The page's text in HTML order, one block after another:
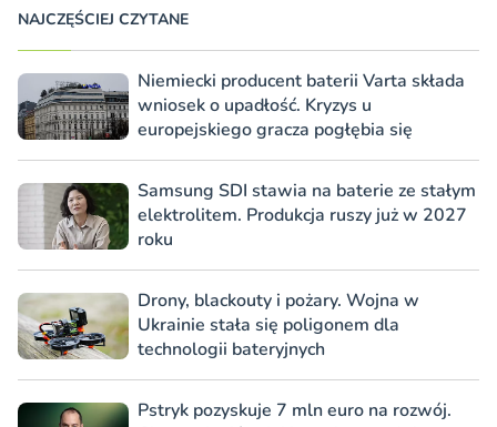
NAJCZĘŚCIEJ CZYTANE
Niemiecki producent baterii Varta składa
wniosek o upadłość. Kryzys u
europejskiego gracza pogłębia się
Samsung SDI stawia na baterie ze stałym
elektrolitem. Produkcja ruszy już w 2027
roku
Drony, blackouty i pożary. Wojna w
Ukrainie stała się poligonem dla
technologii bateryjnych
Pstryk pozyskuje 7 mln euro na rozwój.